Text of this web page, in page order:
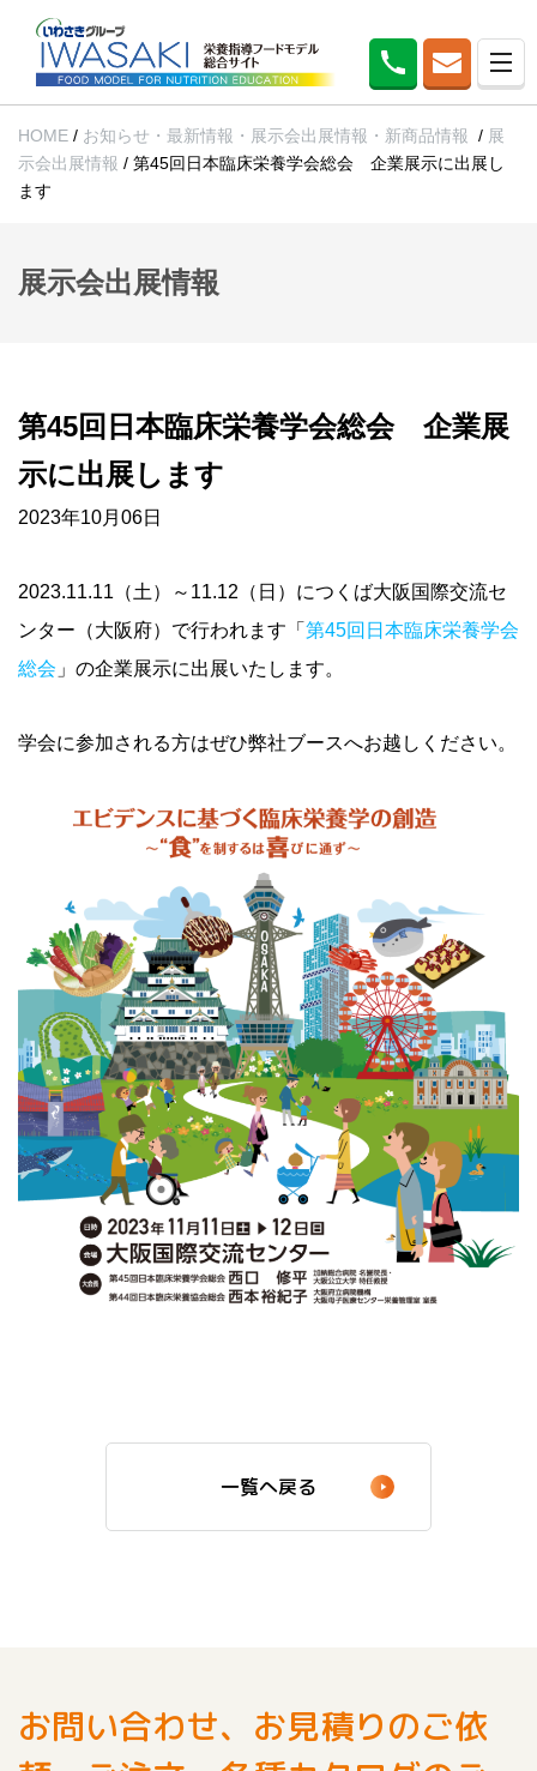
HOME / お知らせ・最新情報・展示会出展情報・新商品情報 / 展
示会出展情報 / 第45回日本臨床栄養学会総会 企業展示に出展し
ます
展示会出展情報
第45回日本臨床栄養学会総会 企業展
示に出展します
2023年10月06日
2023.11.11（土）～11.12（日）につくば大阪国際交流セ
ンター（大阪府）で行われます「 第45回日本臨床栄養学会
総会 」の企業展示に出展いたします。
学会に参加される方はぜひ弊社ブースへお越しください。
一覧へ戻る
お問い合わせ、お見積りのご依